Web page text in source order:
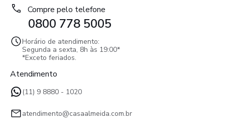
Compre pelo telefone
0800 778 5005
Horário de atendimento:
Segunda a sexta, 8h às 19:00*
*Exceto feriados.
Atendimento
(11) 9 8880 - 1020
atendimento@casaalmeida.com.br